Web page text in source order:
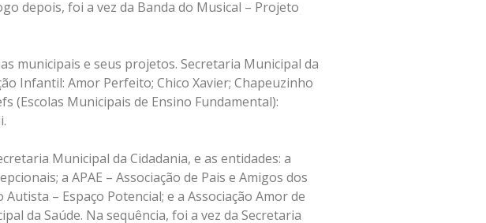
depois, foi a vez da Banda do Musical – Projeto
municipais e seus projetos. Secretaria Municipal da
Infantil: Amor Perfeito; Chico Xavier; Chapeuzinho
(Escolas Municipais de Ensino Fundamental):
Municipal da Cidadania, e as entidades: a
a APAE – Associação de Pais e Amigos dos
– Espaço Potencial; e a Associação Amor de
da Saúde. Na sequência, foi a vez da Secretaria